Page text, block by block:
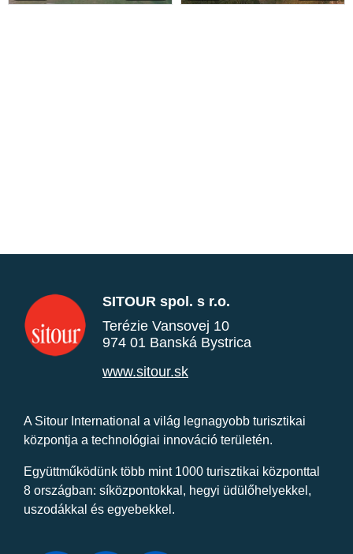
SITOUR spol. s r.o.
Terézie Vansovej 10
974 01 Banská Bystrica
www.sitour.sk
A Sitour International a világ legnagyobb turisztikai
központja a technológiai innováció területén.
Együttműködünk több mint 1000 turisztikai központtal
8 országban: síközpontokkal, hegyi üdülőhelyekkel,
uszodákkal és egyebekkel.